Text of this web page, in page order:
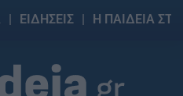
ΕΙΔΗΣΕΙΣ Η ΠΑΙΔΕΙΑ